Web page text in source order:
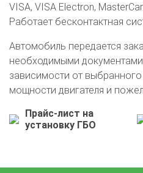
VISA, VISA Electron,
Работает бесконтактная
Автомобиль передается
необходимыми
зависимости от
мощности двигателя и
Прайс-лист на
установку ГБО